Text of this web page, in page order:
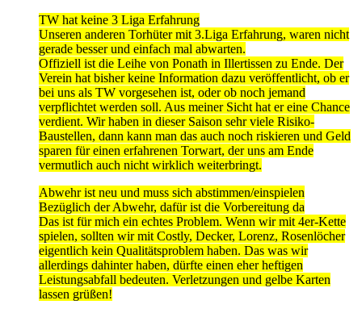
TW hat keine 3 Liga Erfahrung
Unseren anderen Torhüter mit 3.Liga Erfahrung, waren nicht
gerade besser und einfach mal abwarten.
Offiziell ist die Leihe von Ponath in Illertissen zu Ende. Der
Verein hat bisher keine Information dazu veröffentlicht, ob er
bei uns als TW vorgesehen ist, oder ob noch jemand
verpflichtet werden soll. Aus meiner Sicht hat er eine Chance
verdient. Wir haben in dieser Saison sehr viele Risiko-
Baustellen, dann kann man das auch noch riskieren und Geld
sparen für einen erfahrenen Torwart, der uns am Ende
vermutlich auch nicht wirklich weiterbringt.
Abwehr ist neu und muss sich abstimmen/einspielen
Bezüglich der Abwehr, dafür ist die Vorbereitung da
Das ist für mich ein echtes Problem. Wenn wir mit 4er-Kette
spielen, sollten wir mit Costly, Decker, Lorenz, Rosenlöcher
eigentlich kein Qualitätsproblem haben. Das was wir
allerdings dahinter haben, dürfte einen eher heftigen
Leistungsabfall bedeuten. Verletzungen und gelbe Karten
lassen grüßen!